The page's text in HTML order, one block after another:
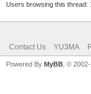
Users browsing this thread:
Contact Us YU3MA
Powered By MyBB , ©